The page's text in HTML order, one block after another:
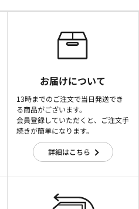
お届けについて
13時までのご注文で当日発送でき
る商品がございます。
会員登録していただくと、ご注文手
続きが簡単になります。
詳細はこちら